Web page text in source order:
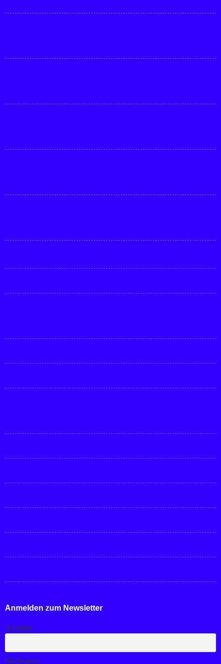
Anmelden zum Newsletter
Vorname
Nachname